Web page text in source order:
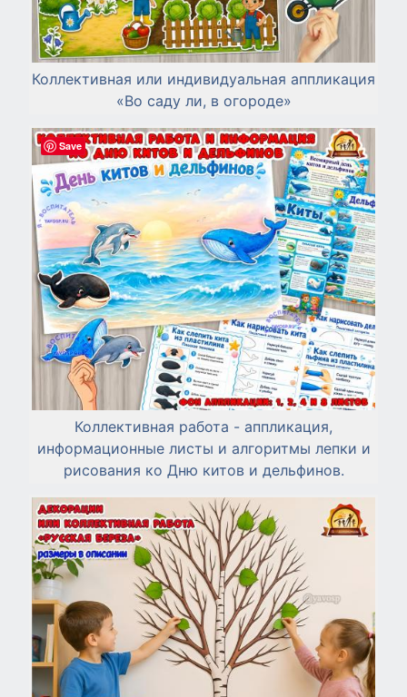
Коллективная или индивидуальная аппликация
«Во саду ли, в огороде»
Коллективная работа - аппликация,
информационные листы и алгоритмы лепки и
рисования ко Дню китов и дельфинов.
Save